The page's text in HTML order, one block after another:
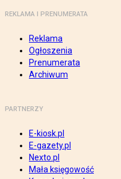
REKLAMA I PRENUMERATA
Reklama
Ogłoszenia
Prenumerata
Archiwum
PARTNERZY
E-kiosk.pl
E-gazety.pl
Nexto.pl
Mała księgowość